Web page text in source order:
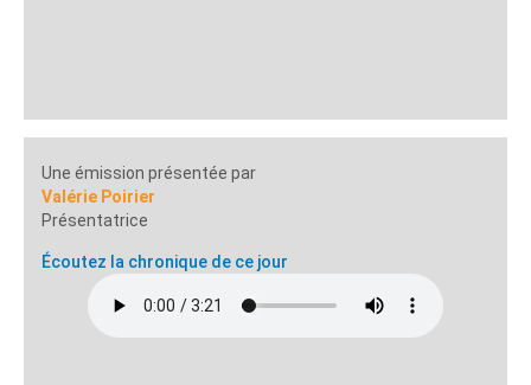
Une émission présentée par
Valérie Poirier
Présentatrice
Écoutez la chronique de ce jour